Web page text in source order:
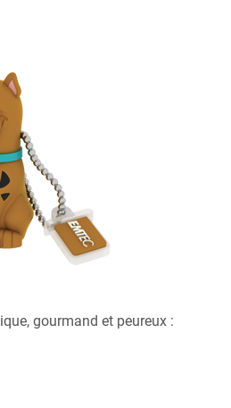
gourmand et peureux :